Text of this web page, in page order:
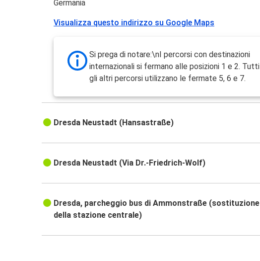
Germania
Visualizza questo indirizzo su Google Maps
Si prega di notare:\nI percorsi con destinazioni
internazionali si fermano alle posizioni 1 e 2. Tutti
gli altri percorsi utilizzano le fermate 5, 6 e 7.
Dresda Neustadt (Hansastraße)
Dresda Neustadt (Via Dr.-Friedrich-Wolf)
Dresda, parcheggio bus di Ammonstraße (sostituzione
della stazione centrale)